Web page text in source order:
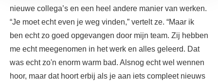
nieuwe collega’s en een heel andere manier van werken.
“Je moet echt even je weg vinden,” vertelt ze. “Maar ik
ben echt zo goed opgevangen door mijn team. Zij hebben
me echt meegenomen in het werk en alles geleerd. Dat
was echt zo'n enorm warm bad. Alsnog echt wel wennen
hoor, maar dat hoort erbij als je aan iets compleet nieuws